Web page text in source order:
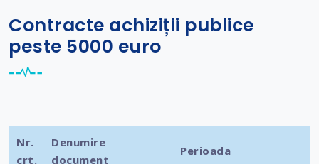
Contracte achiziții publice
peste 5000 euro
Nr.
crt.
Denumire
document
Perioada